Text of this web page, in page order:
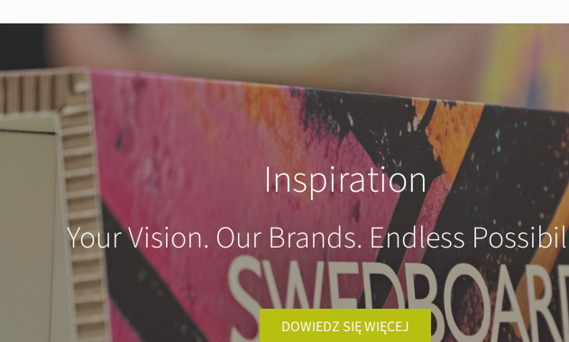
Inspiration
Your Vision. Our Brands. Endless
DOWIEDZ SIĘ WIĘCEJ